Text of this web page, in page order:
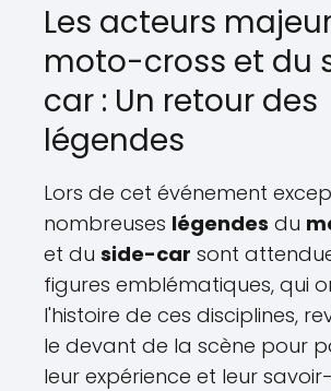
Les acteurs
moto-cross et du
car : Un retour des
légendes
Lors de cet événement
nombreuses légendes du
et du side-car sont
figures emblématiques, qui
l'histoire de ces disciplines,
le devant de la scène pour
leur expérience et leur